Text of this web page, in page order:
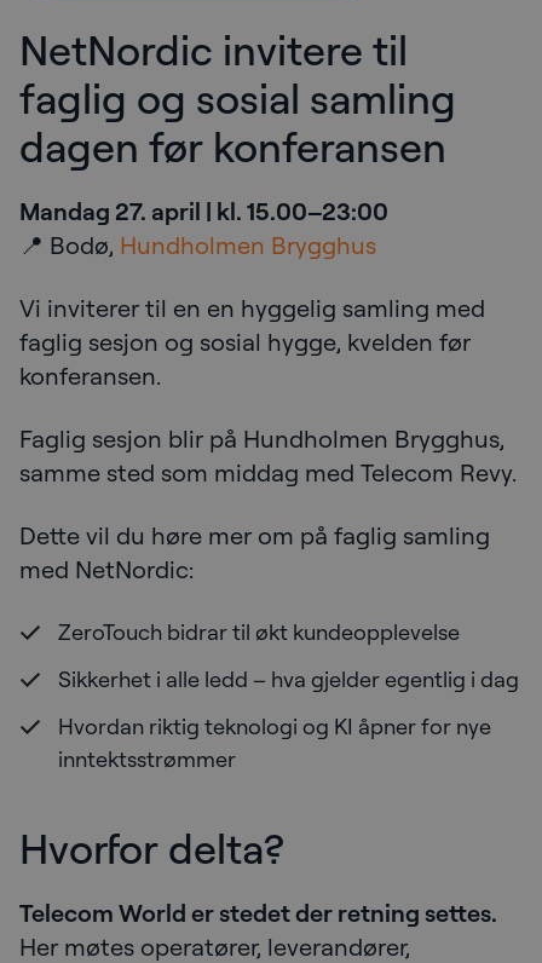
NetNordic invitere til
faglig og sosial samling
dagen før konferansen
Mandag 27. april | kl. 15.00–23:00
📍 Bodø, Hundholmen Brygghus
Vi inviterer til en en hyggelig samling med
faglig sesjon og sosial hygge, kvelden før
konferansen.
Faglig sesjon blir på Hundholmen Brygghus,
samme sted som middag med Telecom Revy.
Dette vil du høre mer om på faglig samling
med NetNordic:
ZeroTouch bidrar til økt kundeopplevelse
Sikkerhet i alle ledd – hva gjelder egentlig i dag
Hvordan riktig teknologi og KI åpner for nye
inntektsstrømmer
Hvorfor delta?
Telecom World er stedet der retning settes.
Her møtes operatører, leverandører,